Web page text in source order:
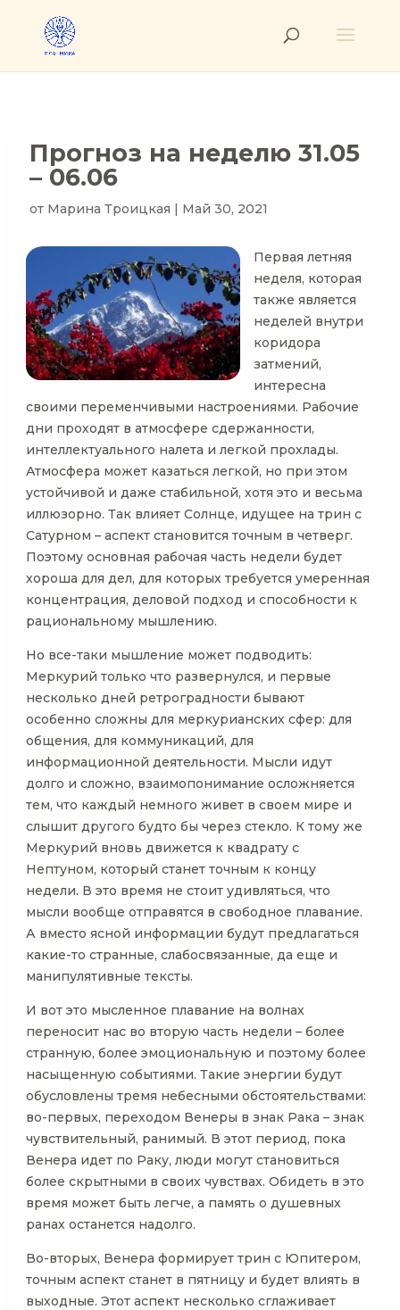
Прогноз на неделю 31.05
– 06.06
от Марина Троицкая | Май 30, 2021
Первая летняя
неделя, которая
также является
неделей внутри
коридора
затмений,
интересна
своими переменчивыми настроениями. Рабочие
дни проходят в атмосфере сдержанности,
интеллектуального налета и легкой прохлады.
Атмосфера может казаться легкой, но при этом
устойчивой и даже стабильной, хотя это и весьма
иллюзорно. Так влияет Солнце, идущее на трин с
Сатурном – аспект становится точным в четверг.
Поэтому основная рабочая часть недели будет
хороша для дел, для которых требуется умеренная
концентрация, деловой подход и способности к
рациональному мышлению.
Но все-таки мышление может подводить:
Меркурий только что развернулся, и первые
несколько дней ретроградности бывают
особенно сложны для меркурианских сфер: для
общения, для коммуникаций, для
информационной деятельности. Мысли идут
долго и сложно, взаимопонимание осложняется
тем, что каждый немного живет в своем мире и
слышит другого будто бы через стекло. К тому же
Меркурий вновь движется к квадрату с
Нептуном, который станет точным к концу
недели. В это время не стоит удивляться, что
мысли вообще отправятся в свободное плавание.
А вместо ясной информации будут предлагаться
какие-то странные, слабосвязанные, да еще и
манипулятивные тексты.
И вот это мысленное плавание на волнах
переносит нас во вторую часть недели – более
странную, более эмоциональную и поэтому более
насыщенную событиями. Такие энергии будут
обусловлены тремя небесными обстоятельствами:
во-первых, переходом Венеры в знак Рака – знак
чувствительный, ранимый. В этот период, пока
Венера идет по Раку, люди могут становиться
более скрытными в своих чувствах. Обидеть в это
время может быть легче, а память о душевных
ранах останется надолго.
Во-вторых, Венера формирует трин с Юпитером,
точным аспект станет в пятницу и будет влиять в
выходные. Этот аспект несколько сглаживает